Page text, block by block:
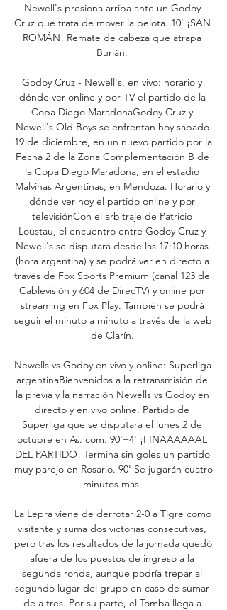
Newell's presiona arriba ante un Godoy
Cruz que trata de mover la pelota. 10' ¡SAN
ROMÁN! Remate de cabeza que atrapa
Burián.
Godoy Cruz - Newell's, en vivo: horario y
dónde ver online y por TV el partido de la
Copa Diego MaradonaGodoy Cruz y
Newell's Old Boys se enfrentan hoy sábado
19 de diciembre, en un nuevo partido por la
Fecha 2 de la Zona Complementación B de
la Copa Diego Maradona, en el estadio
Malvinas Argentinas, en Mendoza. Horario y
dónde ver hoy el partido online y por
televisiónCon el arbitraje de Patricio
Loustau, el encuentro entre Godoy Cruz y
Newell's se disputará desde las 17:10 horas
(hora argentina) y se podrá ver en directo a
través de Fox Sports Premium (canal 123 de
Cablevisión y 604 de DirecTV) y online por
streaming en Fox Play. También se podrá
seguir el minuto a minuto a través de la web
de Clarín.
Newells vs Godoy en vivo y online: Superliga
argentinaBienvenidos a la retransmisión de
la previa y la narración Newells vs Godoy en
directo y en vivo online. Partido de
Superliga que se disputará el lunes 2 de
octubre en As. com. 90'+4' ¡FINAAAAAAL
DEL PARTIDO! Termina sin goles un partido
muy parejo en Rosario. 90' Se jugarán cuatro
minutos más.
La Lepra viene de derrotar 2-0 a Tigre como
visitante y suma dos victorias consecutivas,
pero tras los resultados de la jornada quedó
afuera de los puestos de ingreso a la
segunda ronda, aunque podría trepar al
segundo lugar del grupo en caso de sumar
de a tres. Por su parte, el Tomba llega a